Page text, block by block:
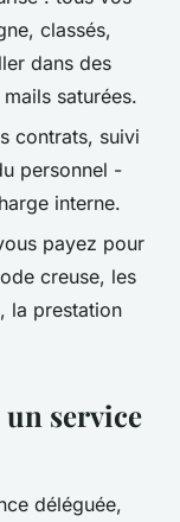
classés,
dans des
saturées.
contrats, suivi
personnel -
interne.
payez pour
creuse, les
la prestation
service
déléguée,